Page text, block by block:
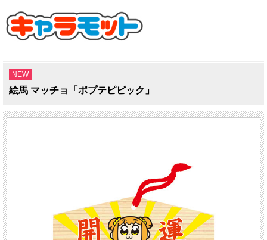
NEW
絵馬 マッチョ「ポプテピピック」